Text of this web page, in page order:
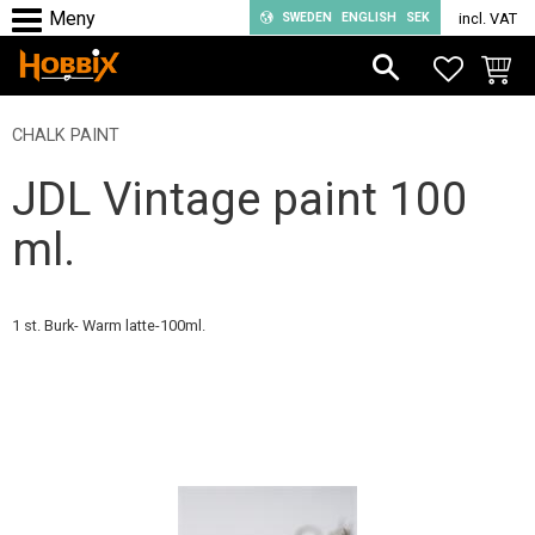
Menu
SWEDEN ENGLISH SEK incl. VAT
CHALK PAINT
JDL Vintage paint 100
ml.
1 st. Burk- Warm latte-100ml.